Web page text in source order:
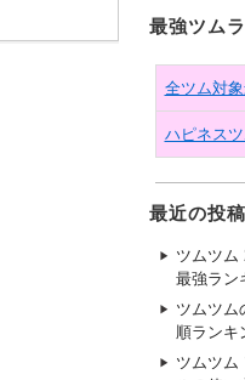
最強ツム
全ツム対
ハピネス
最近の投稿
ツムツム
最強ラン
ツムツム
順ランキ
ツムツム